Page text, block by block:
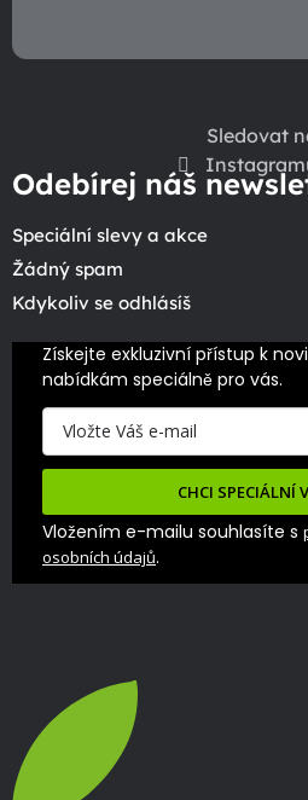
Sledovat
Odebírej náš
Speciální slevy a akce
Žádný spam
Kdykoliv se odhlásíš
Získejte exkluzivní přístup k
nabídkám speciálně pro vás.
CHCI SPECIÁLNÍ
Vložením e-mailu souhlasíte s
osobních údajů.